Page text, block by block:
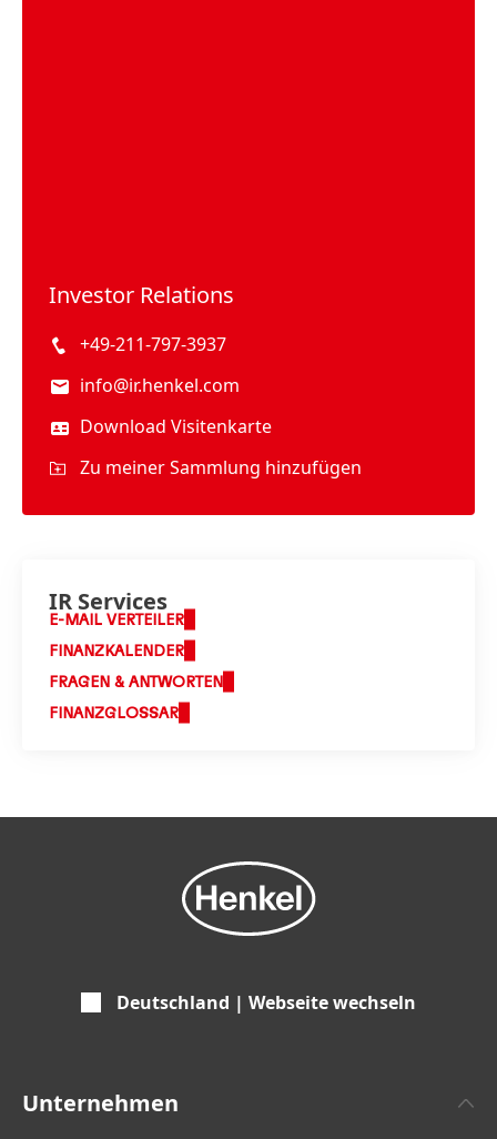
Investor Relations
+49-211-797-3937
info@ir.henkel.com
Download Visitenkarte
Zu meiner Sammlung hinzufügen
IR Services
E-MAIL VERTEILER
FINANZKALENDER
FRAGEN & ANTWORTEN
FINANZGLOSSAR
Deutschland | Webseite wechseln
Unternehmen